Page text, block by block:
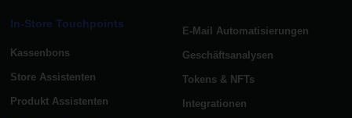
In-Store Touchpoints
Kassenbons
Store Assistenten
Produkt Assistenten
E-Mail Automatisierungen
Geschäftsanalysen
Tokens & NFTs
Integrationen